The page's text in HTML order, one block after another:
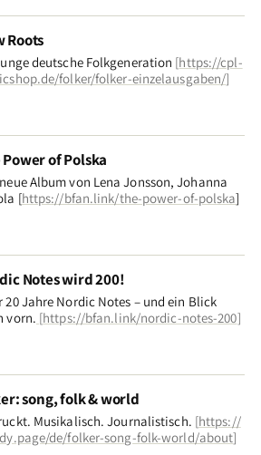
Roots
deutsche Folkgeneration [https://cpl-
folker/folker-einzelausgaben/]
Power of Polska
Album von Lena Jonsson, Johanna
[https://bfan.link/the-power-of-polska]
Notes wird 200!
20 Jahre Nordic Notes – und ein Blick
vorn. [https://bfan.link/nordic-notes-200]
song, folk & world
Musikalisch. Journalistisch. [https://
de/folker-song-folk-world/about]